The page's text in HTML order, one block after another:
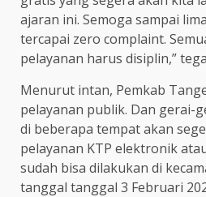
ajaran ini. Semoga sampai
tercapai zero complaint.
pelayanan harus disiplin,”
Menurut intan, Pemkab
pelayanan publik. Dan gerai-
di beberapa tempat akan
pelayanan KTP elektronik
sudah bisa dilakukan di
tanggal tanggal 3 Februari